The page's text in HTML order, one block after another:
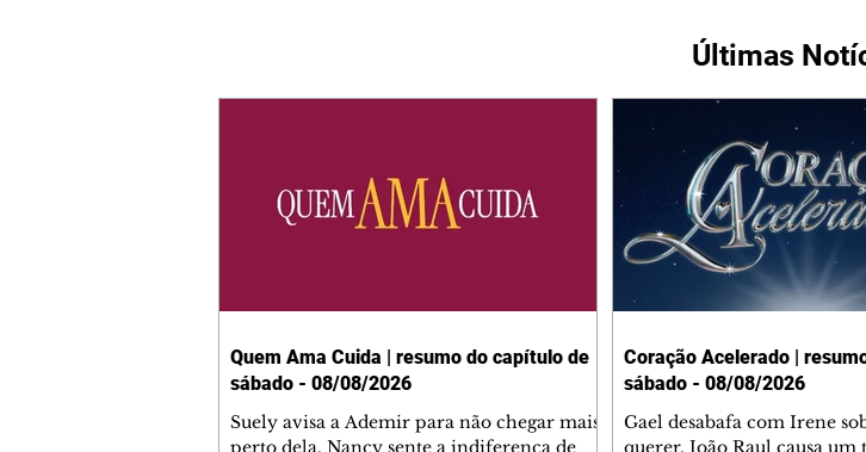
Últimas
Quem Ama Cuida | resumo do capítulo de
sábado - 08/08/2026
Suely avisa a Ademir para não chegar mais
perto dela. Nancy sente a indiferença de
Coração Acelerado |
sábado - 08/08/2026
Gael desabafa com Irene
querer, João Raul causa um